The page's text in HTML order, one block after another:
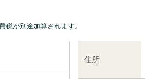
が別途加算されます。
住所